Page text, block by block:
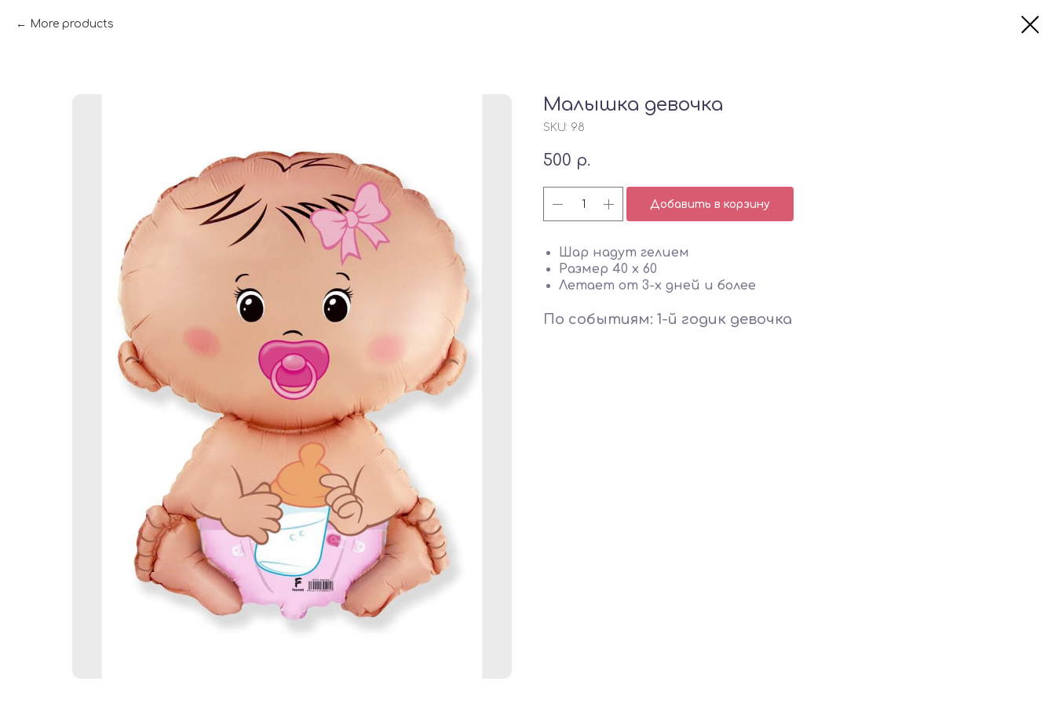
More products
Малышка девочка
SKU: 98
500 р.
Добавить в корзину
Шар надут гелием
Размер 40 х 60
Летает от 3-х дней и более
По событиям: 1-й годик девочка